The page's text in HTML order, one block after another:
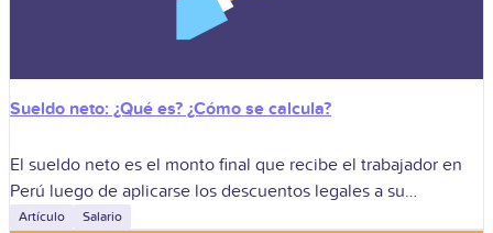
Sueldo neto: ¿Qué es? ¿Cómo se calcula?
El sueldo neto es el monto final que recibe el trabajador en
Perú luego de aplicarse los descuentos legales a su
remuneración bruta. Es la cifra que realmente puede utilizar
Artículo Salario